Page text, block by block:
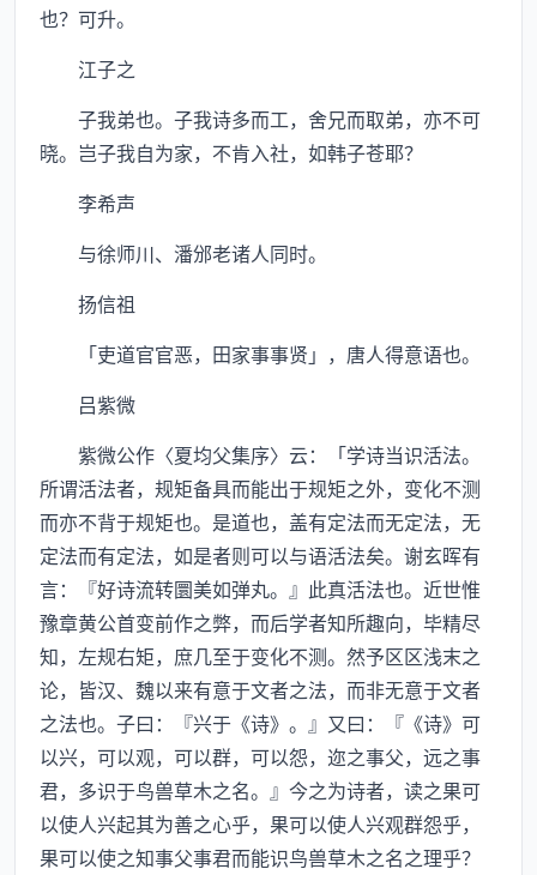
也？可升。
江子之
子我弟也。子我诗多而工，舍兄而取弟，亦不可
晓。岂子我自为家，不肯入社，如韩子苍耶？
李希声
与徐师川、潘邠老诸人同时。
扬信祖
「吏道官官恶，田家事事贤」，唐人得意语也。
吕紫微
紫微公作〈夏均父集序〉云：「学诗当识活法。
所谓活法者，规矩备具而能出于规矩之外，变化不测
而亦不背于规矩也。是道也，盖有定法而无定法，无
定法而有定法，如是者则可以与语活法矣。谢玄晖有
言：『好诗流转圜美如弹丸。』此真活法也。近世惟
豫章黄公首变前作之弊，而后学者知所趣向，毕精尽
知，左规右矩，庶几至于变化不测。然予区区浅末之
论，皆汉、魏以来有意于文者之法，而非无意于文者
之法也。子曰：『兴于《诗》。』又曰：『《诗》可
以兴，可以观，可以群，可以怨，迩之事父，远之事
君，多识于鸟兽草木之名。』今之为诗者，读之果可
以使人兴起其为善之心乎，果可以使人兴观群怨乎，
果可以使之知事父事君而能识鸟兽草木之名之理乎？